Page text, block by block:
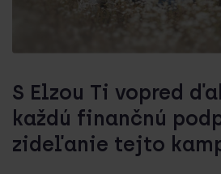
S Elzou Ti vopred
každú finančnú
zideľanie tejto